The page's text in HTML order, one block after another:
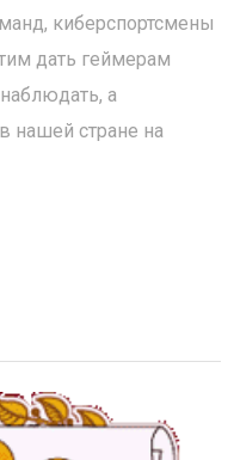
киберспортсмены
дать геймерам
а
нашей стране на